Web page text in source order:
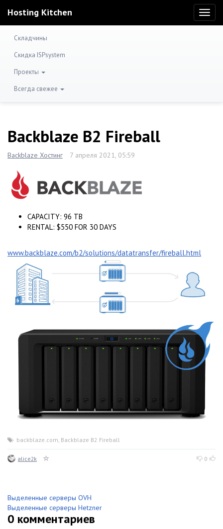
Hosting Kitchen
Складчины
Скидка ISPsystem
Проекты
Всегда свежее
Backblaze B2 Fireball
Backblaze Хостинг 7 апреля 2021, 05:59
CAPACITY: 96 TB
RENTAL: $550 FOR 30 DAYS
www.backblaze.com/b2/solutions/datatransfer/fireball.html
backblaze.com Backblaze B2 Fireball
alice2k 0
Выделенные серверы OVH
Выделенные серверы Hetzner
0 комментариев